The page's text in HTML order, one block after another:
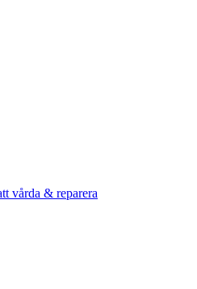
vårda & reparera